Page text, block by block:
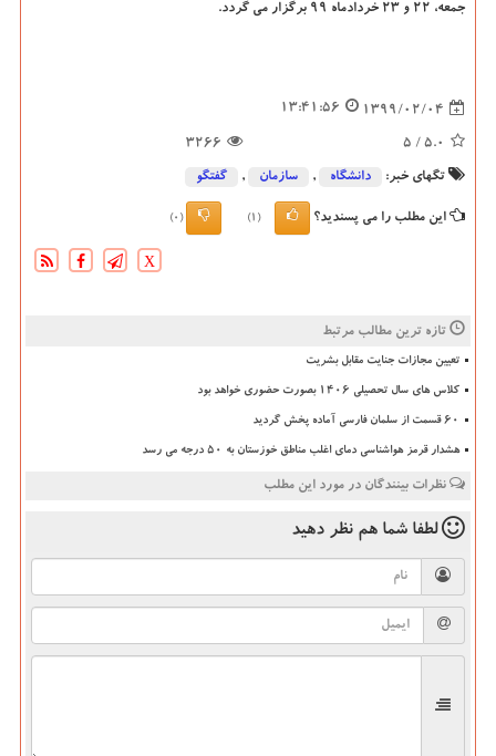
جمعه، ۲۲ و ۲۳ خردادماه ۹۹ برگزار می گردد.
1399/02/04
13:41:56
5.0
/ 5
3266
تگهای خبر: دانشگاه‌ , سازمان , گفتگو
این مطلب را می پسندید؟ (1)
(0)
X
تازه ترین مطالب مرتبط
تعیین مجازات جنایت مقابل بشریت
کلاس های سال تحصیلی ۱۴۰۶ بصورت حضوری خواهد بود
۶۰ قسمت از سلمان فارسی آماده پخش گردید
هشدار قرمز هواشناسی دمای اغلب مناطق خوزستان به ۵۰ درجه می رسد
نظرات بینندگان در مورد این مطلب
لطفا شما هم نظر دهید